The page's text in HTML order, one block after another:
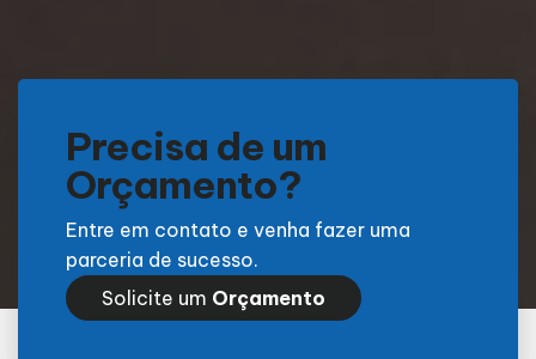
Precisa de um
Orçamento?
Entre em contato e venha fazer uma
parceria de sucesso.
Solicite um Orçamento